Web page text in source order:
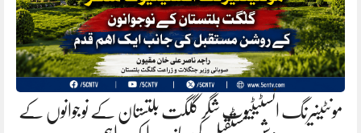
مونٹینیرنگ انسٹیٹیوٹ شگر گلگت بلتستان کے نوجوانوں کے